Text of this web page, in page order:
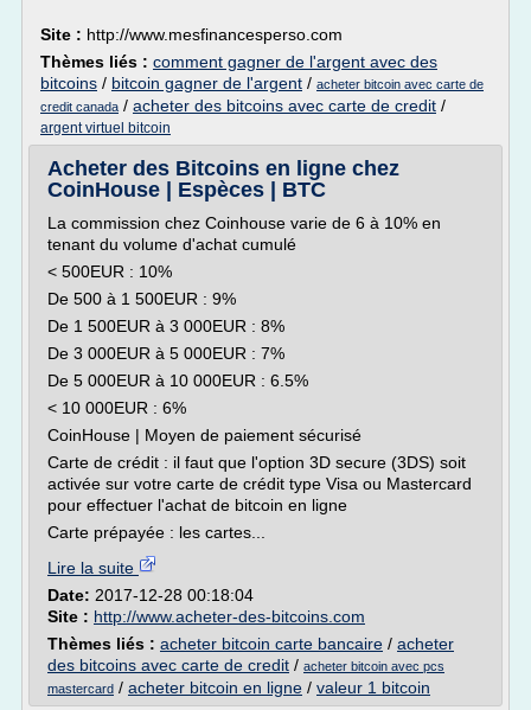
Site : http://www.mesfinancesperso.com
Thèmes liés : comment gagner de l'argent avec des
bitcoins / bitcoin gagner de l'argent / acheter bitcoin avec carte de
credit canada / acheter des bitcoins avec carte de credit /
argent virtuel bitcoin
Acheter des Bitcoins en ligne chez
CoinHouse | Espèces | BTC
La commission chez Coinhouse varie de 6 à 10% en
tenant du volume d'achat cumulé
< 500EUR : 10%
De 500 à 1 500EUR : 9%
De 1 500EUR à 3 000EUR : 8%
De 3 000EUR à 5 000EUR : 7%
De 5 000EUR à 10 000EUR : 6.5%
< 10 000EUR : 6%
CoinHouse | Moyen de paiement sécurisé
Carte de crédit : il faut que l'option 3D secure (3DS) soit
activée sur votre carte de crédit type Visa ou Mastercard
pour effectuer l'achat de bitcoin en ligne
Carte prépayée : les cartes...
Lire la suite
Date: 2017-12-28 00:18:04
Site : http://www.acheter-des-bitcoins.com
Thèmes liés : acheter bitcoin carte bancaire / acheter
des bitcoins avec carte de credit / acheter bitcoin avec pcs
mastercard / acheter bitcoin en ligne / valeur 1 bitcoin